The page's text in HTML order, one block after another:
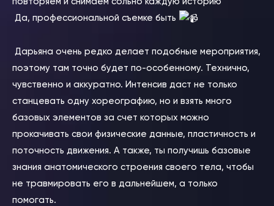
Да, профессиональной съемке быть
Дарьяна очень редко делает подобные мероприятия,
поэтому там точно будет по-особенному. Технично,
чувственно и аккуратно. Интенсив даст не только
станцевать одну хореографию, но и взять много
базовых элементов за счет которых можно
прокачивать свои физические данные, пластичность и
поточность движения. А также, ты получишь базовые
знания анатомического строения своего тела, чтобы
не травмировать его в дальнейшем, а только
помогать.